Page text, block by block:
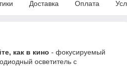
Доставка Оплата
как в кино - фокусируемый
осветитель с